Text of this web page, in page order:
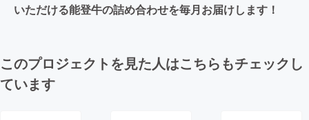
いただける能登牛の詰め合わせを毎月お届けします！
このプロジェクトを見た人はこちらもチェックし
ています